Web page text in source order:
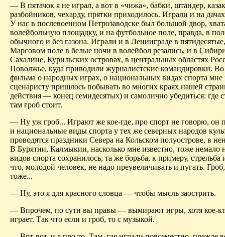
— В пятачок я не играл, а вот в «чижа», бабки, штандер,
разбойников, чехарду, прятки приходилось. Играли и на
У нас в послевоенном Петрозаводске был большой двор,
волейбольную площадку, и на футбольное поле, правда, в
обычного и без газона. Играли и в Ленинграде в
Марсовом поле в белые ночи в волейбол резались, и в
Сахалине, Курильских островах, в центральных областях
Поволжье, куда приводили журналистские командировки.
фильма о народных играх, о национальных видах спорта мне
сценаристу пришлось побывать во многих краях нашей
действия — конец семидесятых) и самолично убедиться: где
там гроб стоит.
— Ну уж гроб... Играют же кое-где, про спорт не говорю, он
и национальные виды спорта у тех же северных народов
проводятся праздники Севера на Кольском полуострове, в
В Бурятии, Калмыкии, насколько мне известно, тоже немало
видов спорта сохранилось, та же борьба, к примеру, стрельба
что, молодой человек, не надо преувеличивать и пугать.
тоже...
— Ну, это я для красного словца — чтобы мысль заострить.
— Впрочем, по сути вы правы — вымирают игры, хотя кое-
играет. Так что если и гроб, то с музыкой.